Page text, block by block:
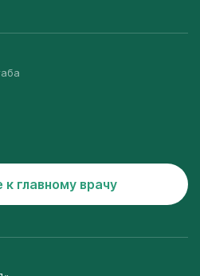
главному врачу